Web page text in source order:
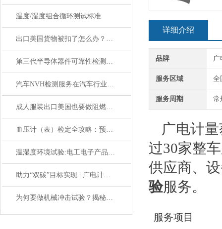
温度/湿度组合循环测试标准
出口美国货物被扣了怎么办？一份CPSC合规应急指南
第三代半导体器件可靠性检测知多少？
汽车NVH检测服务在汽车行业的应用
成人服装出口美国也要做阻燃测试吗？
血压计（表）检定全攻略：预防高血压风险从准确测量入手
温湿度环境试验:电工电子产品可靠性试验标准解读
助力“双碳”目标实现 | 广电计量新型能源核电产业综合技术解决方案
为何要做机械冲击试验？揭秘对产品质量的重要影响
详细介绍
品牌 广
服务区域 全
服务周期 常
广电计
过30家整
供应商、
验服务。
服务项目